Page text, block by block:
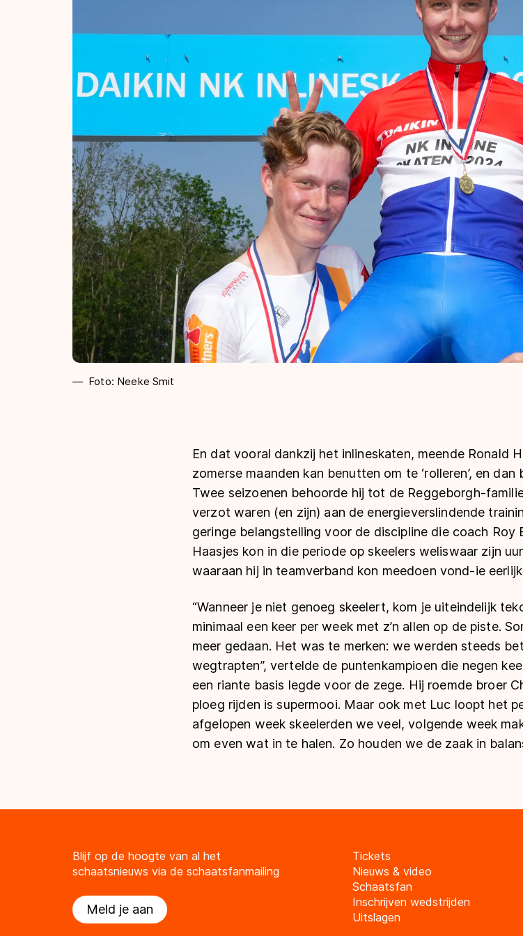
Foto: Neeke Smit
En dat vooral dankzij het inlineskaten, meende Ronald
zomerse maanden kan benutten om te ‘rolleren’, en
Twee seizoenen behoorde hij tot de Reggeborgh-
verzot waren (en zijn) aan de energieverslindende
geringe belangstelling voor de discipline die coach Roy
Haasjes kon in die periode op skeelers weliswaar zijn
waaraan hij in teamverband kon meedoen vond-ie
“Wanneer je niet genoeg skeelert, kom je uiteindelijk
minimaal een keer per week met z’n allen op de piste.
meer gedaan. Het was te merken: we werden steeds
wegtrapten”, vertelde de puntenkampioen die negen
een riante basis legde voor de zege. Hij roemde broer
ploeg rijden is supermooi. Maar ook met Luc loopt het
afgelopen week skeelerden we veel, volgende week
om even wat in te halen. Zo houden we de zaak in
Blijf op de hoogte van al het
schaatsnieuws via de schaatsfanmailing
Meld je aan
Tickets
Nieuws & video
Schaatsfan
Inschrijven wedstrijden
Uitslagen